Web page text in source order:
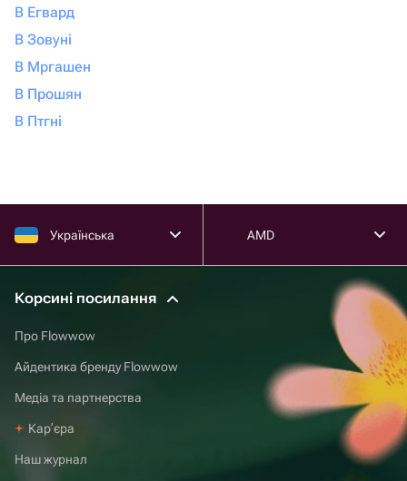
В Егвард
В Зовуні
В Мргашен
В Прошян
В Птгні
Українська AMD
Корсині посилання
Про Flowwow
Айдентика бренду Flowwow
Медіа та партнерства
Карʼєра
Наш журнал